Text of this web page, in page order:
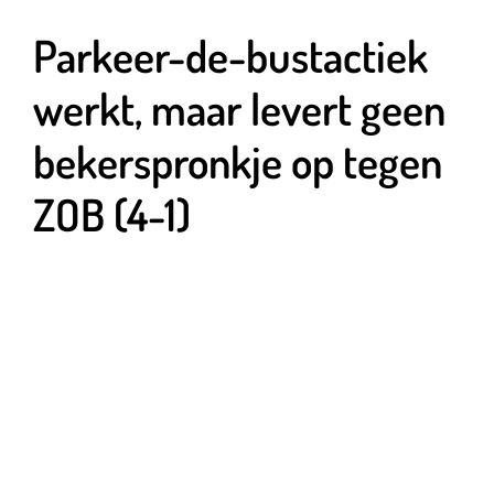
Parkeer-de-bustactiek
werkt, maar levert geen
bekerspronkje op tegen
ZOB (4-1)